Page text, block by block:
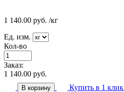
1 140.00 руб. /кг
Ед. изм.
Кол-во
Заказ:
1 140.00 руб.
В корзину Купить в 1 клик